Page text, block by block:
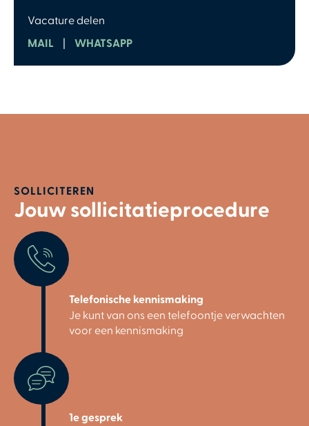
Vacature delen
MAIL
WHATSAPP
SOLLICITEREN
Jouw sollicitatieprocedure
Telefonische kennismaking
Je kunt van ons een telefoontje verwachten
voor een kennismaking
1e gesprek